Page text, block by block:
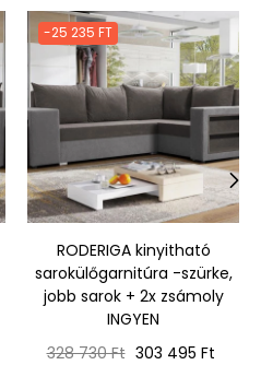
-25 235 FT
RODERIGA kinyitható
sarokülőgarnitúra -szürke,
jobb sarok + 2x zsámoly
INGYEN
Normál
328 730 Ft Ár
303 495 Ft
›